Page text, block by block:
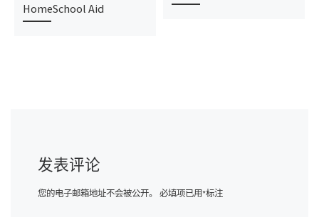
HomeSchool Aid
发表评论
您的电子邮箱地址不会被公开。 必填项已用*标注